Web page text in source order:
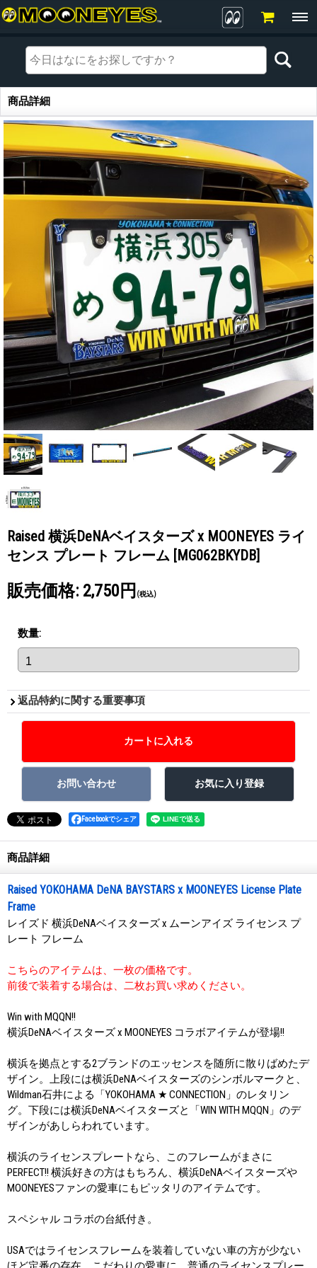
商品詳細
商品詳細
Raised 横浜DeNAベイスターズ x MOONEYES ライ
センス プレート フレーム [MG062BKYDB]
販売価格: 2,750円 (税込)
数量:
返品特約に関する重要事項
Facebookでシェア
商品詳細
Raised YOKOHAMA DeNA BAYSTARS x MOONEYES License Plate
Frame
レイズド 横浜DeNAベイスターズ x ムーンアイズ ライセンス プ
レート フレーム
こちらのアイテムは、一枚の価格です。
前後で装着する場合は、二枚お買い求めください。
Win with MQQN!!
横浜DeNAベイスターズ x MOONEYES コラボアイテムが登場!!
横浜を拠点とする2ブランドのエッセンスを随所に散りばめたデ
ザイン。上段には横浜DeNAベイスターズのシンボルマークと、
Wildman石井による「YOKOHAMA ★ CONNECTION」のレタリン
グ。下段には横浜DeNAベイスターズと「WIN WITH MQQN」のデ
ザインがあしらわれています。
横浜のライセンスプレートなら、このフレームがまさに
PERFECT!! 横浜好きの方はもちろん、横浜DeNAベイスターズや
MOONEYESファンの愛車にもピッタリのアイテムです。
スペシャル コラボの台紙付き。
USAではライセンスフレームを装着していない車の方が少ない